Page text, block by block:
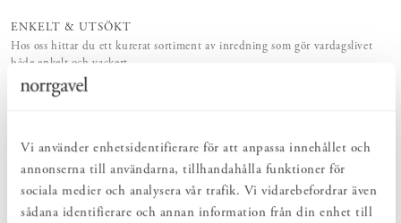
Vi använder enhetsidentifierare för att anpassa innehållet och
annonserna till användarna, tillhandahålla funktioner för
sociala medier och analysera vår trafik. Vi vidarebefordrar även
sådana identifierare och annan information från din enhet till
ENKELT & UTSÖKT
Hos oss hittar du ett kurerat sortiment av inredning som gör vardagslivet
både enkelt och vackert.
NATURLIGT & LÅNGSIKTIGT
Bruksföremål och inredningsdetaljer som genomgående är tillverkade av
PRODUKTBESKRIVNING
Kvadratisk tändsticksask från Archivist Gallery, framtagen i